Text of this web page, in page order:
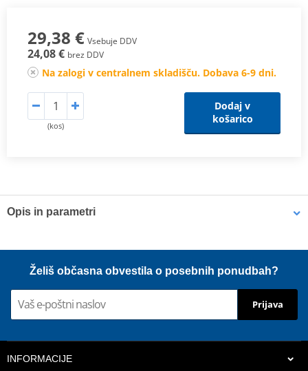
29,38 € Vsebuje DDV
24,08 € brez DDV
Na zalogi v centralnem skladišču. Dobava 6-9 dni.
(kos)
Dodaj v
košarico
Opis in parametri
Poskytuje ideální přístup vzduchu ke chladiči
Barvy přesně odpovídající originálním dílům
Možnost dokoupit síťku na chránič do blátivých a písčitých
Želiš občasna obvestila o posebnih ponudbah?
Prijava
INFORMACIJE